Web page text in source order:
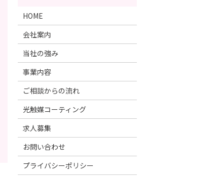
HOME
会社案内
当社の強み
事業内容
ご相談からの流れ
光触媒コーティング
求人募集
お問い合わせ
プライバシーポリシー